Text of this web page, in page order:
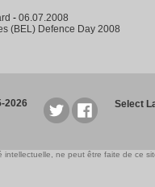
- 06.07.2008
(BEL) Defence Day 2008
2026 Select
ne peut être faite de ce